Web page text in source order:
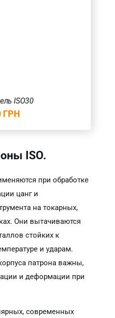
ISO30
ГРН
ISO.
при обработке
цанг и
на токарных,
Они вытачиваются
стойких к
и ударам.
патрона важны,
и деформации при
современных